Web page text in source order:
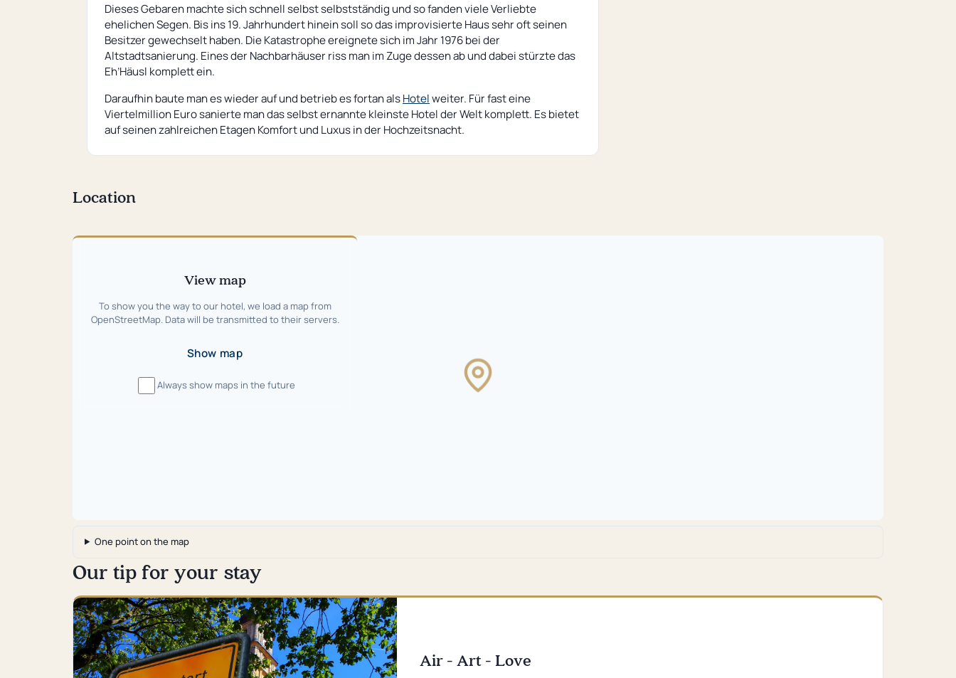
Dieses Gebaren machte sich schnell selbst selbstständig und so fanden viele Verliebte
ehelichen Segen. Bis ins 19. Jahrhundert hinein soll so das improvisierte Haus sehr oft seinen
Besitzer gewechselt haben. Die Katastrophe ereignete sich im Jahr 1976 bei der
Altstadtsanierung. Eines der Nachbarhäuser riss man im Zuge dessen ab und dabei stürzte das
Eh’Häusl komplett ein.
Daraufhin baute man es wieder auf und betrieb es fortan alsHotelweiter. Für fast eine
Viertelmillion Euro sanierte man das selbst ernannte kleinste Hotel der Welt komplett. Es bietet
auf seinen zahlreichen Etagen Komfort und Luxus in der Hochzeitsnacht.
Location
Skip
View map
To show you the way to our hotel, we load a map from
OpenStreetMap. Data will be transmitted to their servers.
Show map
Always show maps in the future
Loading
One point on the map
Our tip for your stay
Air - Art - Love